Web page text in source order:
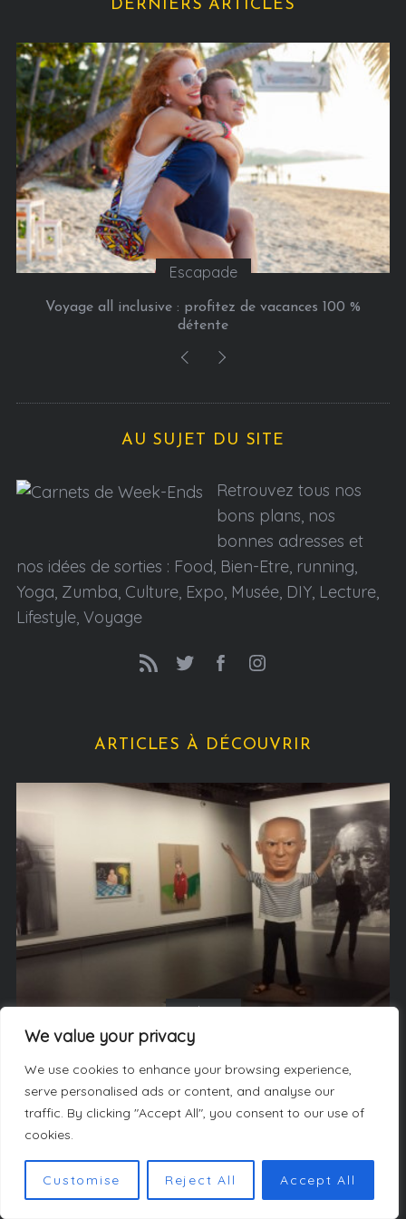
We value your privacy
We use cookies to enhance your browsing experience,
serve personalised ads or content, and analyse our
traffic. By clicking "Accept All", you consent to our use of
cookies.
Customise Reject All Accept All
r
i
e
s
DERNIERS ARTICLES
Escapade
Voyage all inclusive : profitez de vacances 100 %
détente
AU SUJET DU SITE
Retrouvez tous nos
bons plans, nos
bonnes adresses et
nos idées de sorties : Food, Bien-Etre, running,
Yoga, Zumba, Culture, Expo, Musée, DIY, Lecture,
Lifestyle, Voyage
ARTICLES À DÉCOUVRIR
Culture
Picasso Mania
LES AUTEURS